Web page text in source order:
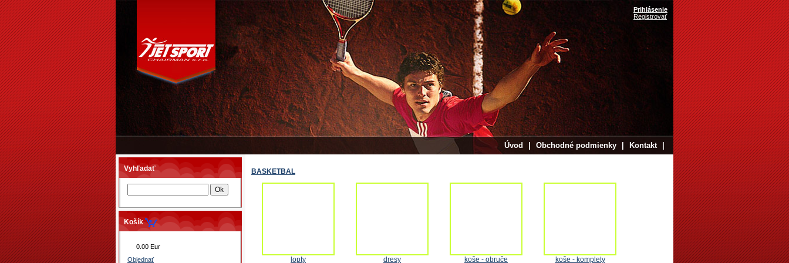
Prihlásenie
Registrovať
Úvod Obchodné podmienky Kontakt
Vyhľadať
Košík
0.00 Eur
Objednať
BASKETBAL
lopty dresy koše - obruče koše - komplety